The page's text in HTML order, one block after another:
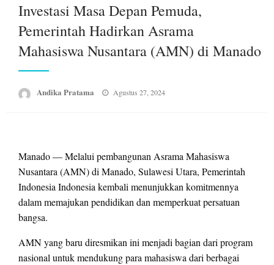
Investasi Masa Depan Pemuda,
Pemerintah Hadirkan Asrama
Mahasiswa Nusantara (AMN) di Manado
Andika Pratama
Posted
Agustus 27, 2024
Manado — Melalui pembangunan Asrama Mahasiswa
Nusantara (AMN) di Manado, Sulawesi Utara, Pemerintah
Indonesia Indonesia kembali menunjukkan komitmennya
dalam memajukan pendidikan dan memperkuat persatuan
bangsa.
AMN yang baru diresmikan ini menjadi bagian dari program
nasional untuk mendukung para mahasiswa dari berbagai